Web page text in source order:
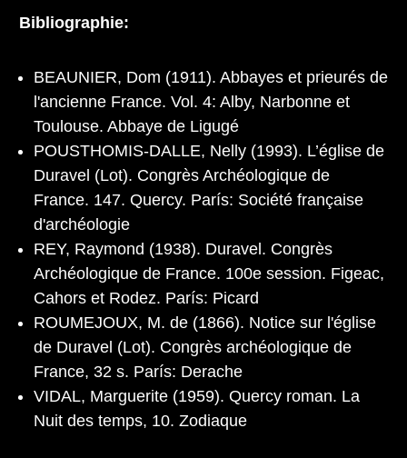
Bibliographie:
BEAUNIER, Dom (1911). Abbayes et prieurés de
l'ancienne France. Vol. 4: Alby, Narbonne et
Toulouse. Abbaye de Ligugé
POUSTHOMIS-DALLE, Nelly (1993). L’église de
Duravel (Lot). Congrès Archéologique de
France. 147. Quercy. París: Société française
d'archéologie
REY, Raymond (1938). Duravel. Congrès
Archéologique de France. 100e session. Figeac,
Cahors et Rodez. París: Picard
ROUMEJOUX, M. de (1866). Notice sur l'église
de Duravel (Lot). Congrès archéologique de
France, 32 s. París: Derache
VIDAL, Marguerite (1959). Quercy roman. La
Nuit des temps, 10. Zodiaque